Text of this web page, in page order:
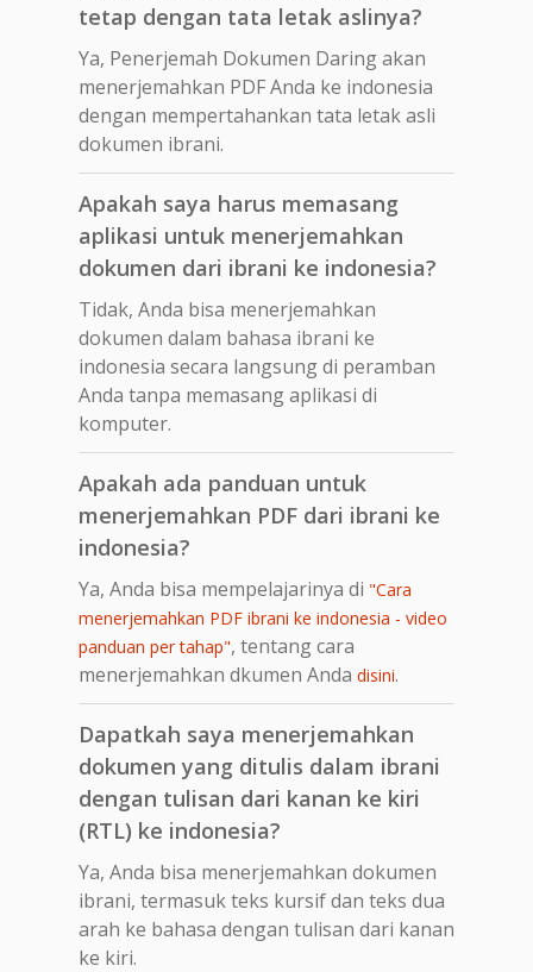
tetap dengan tata letak aslinya?
Ya, Penerjemah Dokumen Daring akan
menerjemahkan PDF Anda ke indonesia
dengan mempertahankan tata letak asli
dokumen ibrani.
Apakah saya harus memasang
aplikasi untuk menerjemahkan
dokumen dari ibrani ke indonesia?
Tidak, Anda bisa menerjemahkan
dokumen dalam bahasa ibrani ke
indonesia secara langsung di peramban
Anda tanpa memasang aplikasi di
komputer.
Apakah ada panduan untuk
menerjemahkan PDF dari ibrani ke
indonesia?
Ya, Anda bisa mempelajarinya di "Cara
menerjemahkan PDF ibrani ke indonesia - video
panduan per tahap", tentang cara
menerjemahkan dkumen Anda disini.
Dapatkah saya menerjemahkan
dokumen yang ditulis dalam ibrani
dengan tulisan dari kanan ke kiri
(RTL) ke indonesia?
Ya, Anda bisa menerjemahkan dokumen
ibrani, termasuk teks kursif dan teks dua
arah ke bahasa dengan tulisan dari kanan
ke kiri.